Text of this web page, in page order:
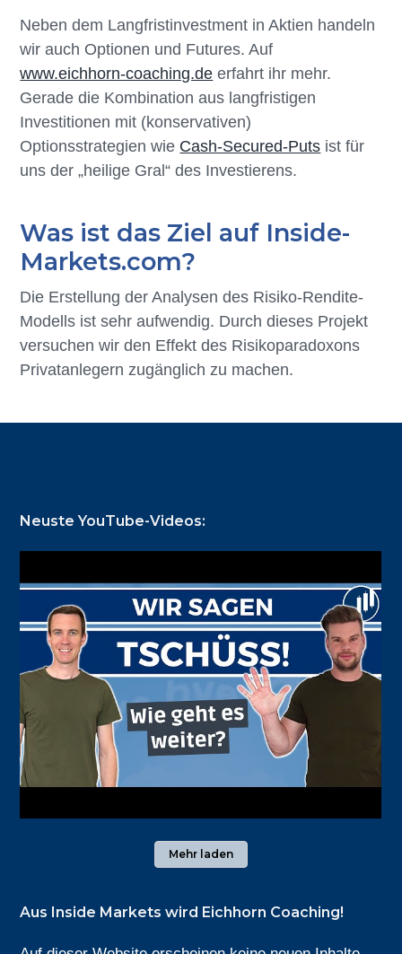
Neben dem Langfristinvestment in Aktien handeln
wir auch Optionen und Futures. Auf
www.eichhorn-coaching.de erfahrt ihr mehr.
Gerade die Kombination aus langfristigen
Investitionen mit (konservativen)
Optionsstrategien wie Cash-Secured-Puts ist für
uns der „heilige Gral“ des Investierens.
Was ist das Ziel auf Inside-
Markets.com?
Die Erstellung der Analysen des Risiko-Rendite-
Modells ist sehr aufwendig. Durch dieses Projekt
versuchen wir den Effekt des Risikoparadoxons
Privatanlegern zugänglich zu machen.
Neuste YouTube-Videos:
Mehr laden
Aus Inside Markets wird Eichhorn Coaching!